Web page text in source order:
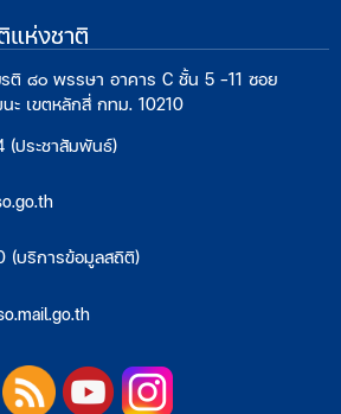
แห่งชาติ
ติ ๘๐ พรรษา อาคาร C ชั้น 5 -11 ซอย
เขตหลักสี่ กทม. 10210
(ประชาสัมพันธ์)
(บริการข้อมูลสถิติ)